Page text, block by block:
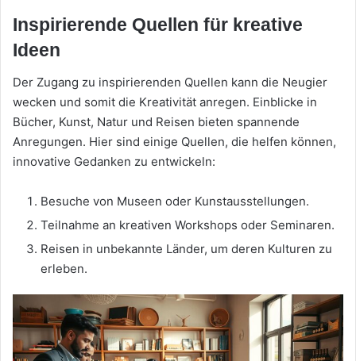
Inspirierende Quellen für kreative
Ideen
Der Zugang zu inspirierenden Quellen kann die Neugier
wecken und somit die Kreativität anregen. Einblicke in
Bücher, Kunst, Natur und Reisen bieten spannende
Anregungen. Hier sind einige Quellen, die helfen können,
innovative Gedanken zu entwickeln:
Besuche von Museen oder Kunstausstellungen.
Teilnahme an kreativen Workshops oder Seminaren.
Reisen in unbekannte Länder, um deren Kulturen zu
erleben.